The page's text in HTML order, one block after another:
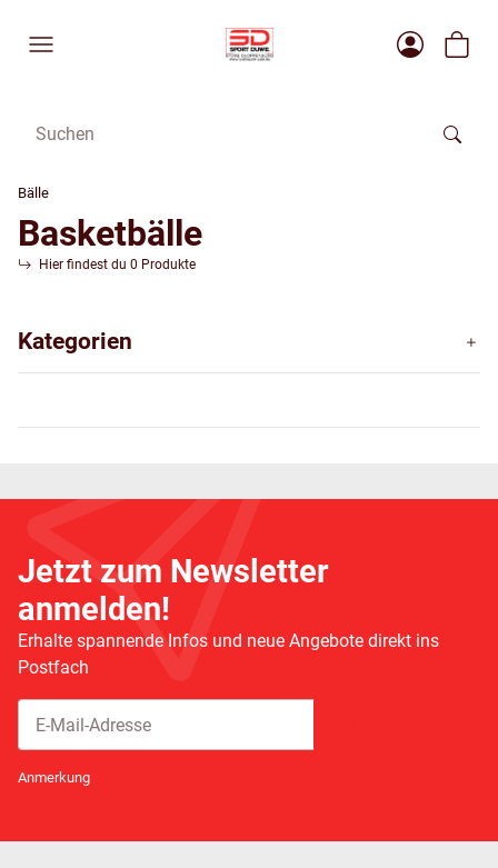
Bälle
Basketbälle
Hier findest du 0 Produkte
Kategorien
Jetzt zum Newsletter
anmelden!
Erhalte spannende Infos und neue Angebote direkt ins
Postfach
Anmerkung